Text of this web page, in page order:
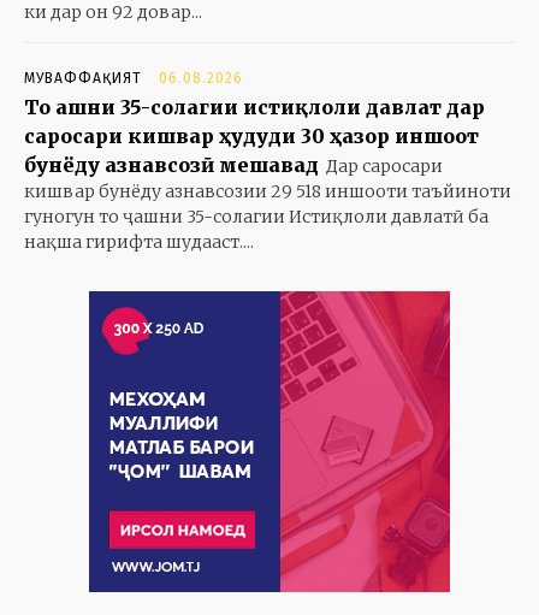
ки дар он 92 довар...
МУВАФФАҚИЯТ 06.08.2026
То ҷашни 35-солагии истиқлоли давлат дар
саросари кишвар ҳудуди 30 ҳазор иншоот
бунёду азнавсозӣ мешавад Дар саросари
кишвар бунёду азнавсозии 29 518 иншооти таъйиноти
гуногун то ҷашни 35-солагии Истиқлоли давлатӣ ба
нақша гирифта шудааст....